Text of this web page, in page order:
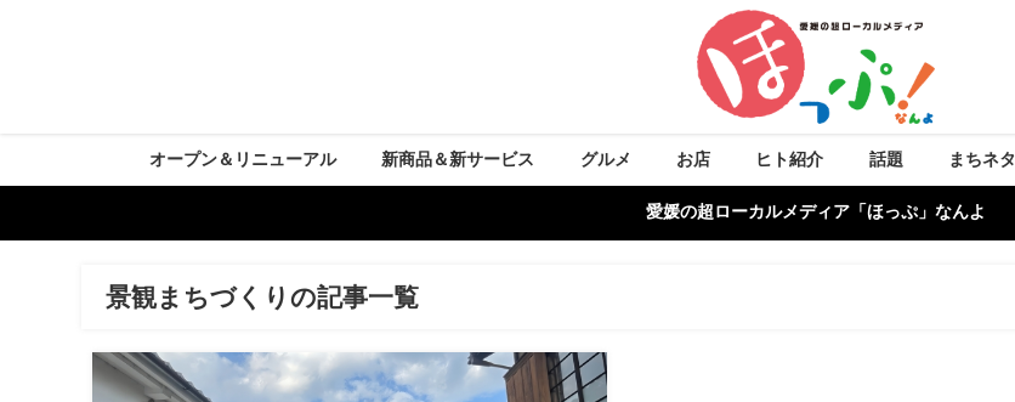
オープン＆リニューアル 新商品＆新サービス グルメ お店 ヒト紹介 話題 まちネタ
愛媛の超ローカルメディア「ほっぷ」なんよ
景観まちづくりの記事一覧